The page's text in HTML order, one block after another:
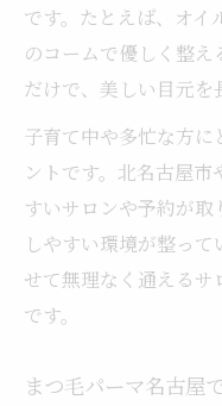
です。たとえば、オイ
のコームで優しく整
だけで、美しい目元を
子育て中や多忙な方に
ントです。北名古屋
すいサロンや予約が
しやすい環境が整っ
せて無理なく通えるサ
です。
まつ毛パーマ名古屋